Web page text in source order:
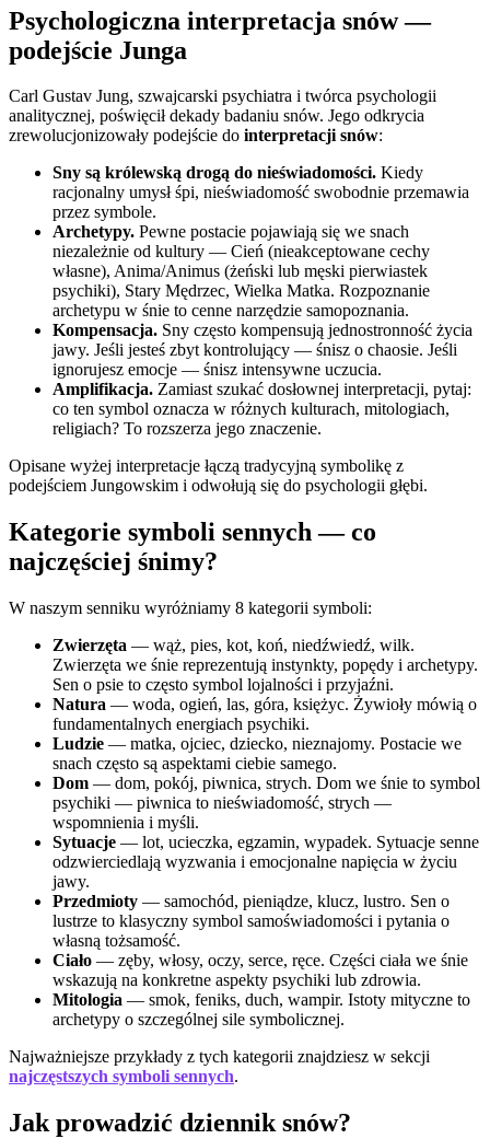
Psychologiczna interpretacja snów —
podejście Junga
Carl Gustav Jung, szwajcarski psychiatra i twórca psychologii
analitycznej, poświęcił dekady badaniu snów. Jego odkrycia
zrewolucjonizowały podejście do interpretacji snów:
Sny są królewską drogą do nieświadomości. Kiedy
racjonalny umysł śpi, nieświadomość swobodnie przemawia
przez symbole.
Archetypy. Pewne postacie pojawiają się we snach
niezależnie od kultury — Cień (nieakceptowane cechy
własne), Anima/Animus (żeński lub męski pierwiastek
psychiki), Stary Mędrzec, Wielka Matka. Rozpoznanie
archetypu w śnie to cenne narzędzie samopoznania.
Kompensacja. Sny często kompensują jednostronność życia
jawy. Jeśli jesteś zbyt kontrolujący — śnisz o chaosie. Jeśli
ignorujesz emocje — śnisz intensywne uczucia.
Amplifikacja. Zamiast szukać dosłownej interpretacji, pytaj:
co ten symbol oznacza w różnych kulturach, mitologiach,
religiach? To rozszerza jego znaczenie.
Opisane wyżej interpretacje łączą tradycyjną symbolikę z
podejściem Jungowskim i odwołują się do psychologii głębi.
Kategorie symboli sennych — co
najczęściej śnimy?
W naszym senniku wyróżniamy 8 kategorii symboli:
Zwierzęta — wąż, pies, kot, koń, niedźwiedź, wilk.
Zwierzęta we śnie reprezentują instynkty, popędy i archetypy.
Sen o psie to często symbol lojalności i przyjaźni.
Natura — woda, ogień, las, góra, księżyc. Żywioły mówią o
fundamentalnych energiach psychiki.
Ludzie — matka, ojciec, dziecko, nieznajomy. Postacie we
snach często są aspektami ciebie samego.
Dom — dom, pokój, piwnica, strych. Dom we śnie to symbol
psychiki — piwnica to nieświadomość, strych —
wspomnienia i myśli.
Sytuacje — lot, ucieczka, egzamin, wypadek. Sytuacje senne
odzwierciedlają wyzwania i emocjonalne napięcia w życiu
jawy.
Przedmioty — samochód, pieniądze, klucz, lustro. Sen o
lustrze to klasyczny symbol samoświadomości i pytania o
własną tożsamość.
Ciało — zęby, włosy, oczy, serce, ręce. Części ciała we śnie
wskazują na konkretne aspekty psychiki lub zdrowia.
Mitologia — smok, feniks, duch, wampir. Istoty mityczne to
archetypy o szczególnej sile symbolicznej.
Najważniejsze przykłady z tych kategorii znajdziesz w sekcji
najczęstszych symboli sennych.
Jak prowadzić dziennik snów?